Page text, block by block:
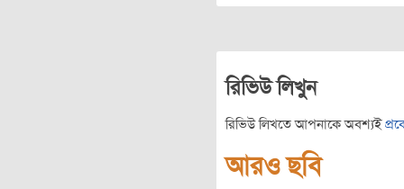
রিভিউ লিখুন
রিভিউ লিখতে আপনাকে অবশ্যই
আরও ছবি